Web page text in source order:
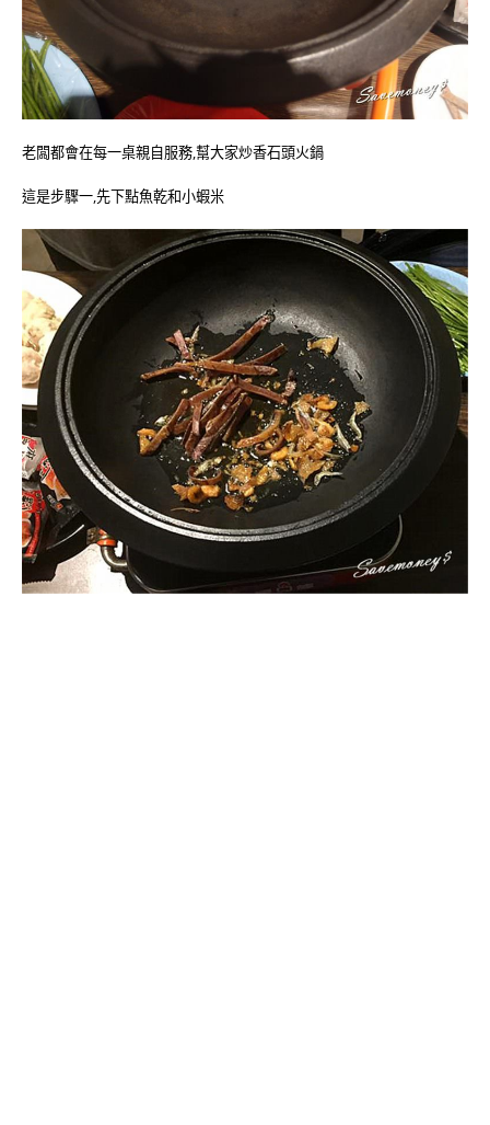
老闆都會在每一桌親自服務,幫大家炒香石頭火鍋
這是步驟一,先下點魚乾和小蝦米